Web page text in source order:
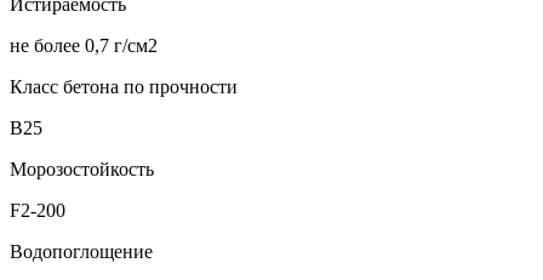
не более 0,7 г/см2
Класс бетона по прочности
В25
Морозостойкость
F2-200
Водопоглощение